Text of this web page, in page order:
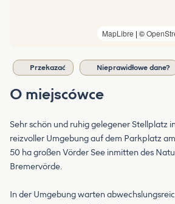
MapLibre | ©
Przekazać Nieprawidłowe dane?
O miejscówce
Sehr schön und ruhig gelegener Stellplatz
reizvoller Umgebung auf dem Parkplatz
50 ha großen Vörder See inmitten des
Bremervörde.
In der Umgebung warten